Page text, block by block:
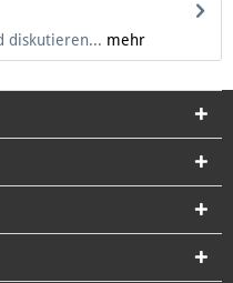
diskutieren... mehr